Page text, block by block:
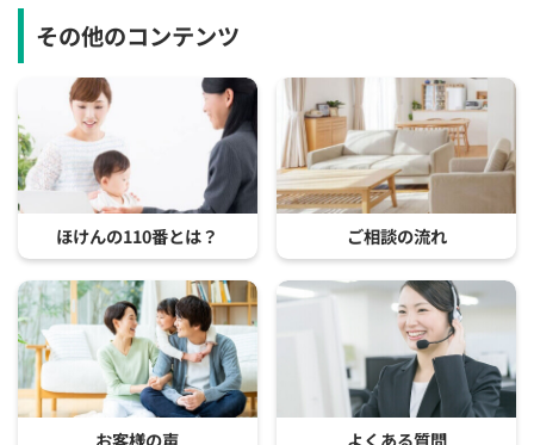
その他のコンテンツ
ほけんの110番とは？ ご相談の流れ
お客様の声 よくある質問